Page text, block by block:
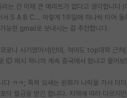
는 건 이제 큰 메리트가 없다고 생각합니
S A B C... 이렇게 1주일에 하나씩 티어
능한 gmail로 보내시는 걸 추천합니다.
로나 시기였어서)인데, 적어도 top대학 근
ID 제시 하니까 계속 중국에서 왔냐고 물어보
다 ㅋㅋ; 특히 요새는 원화가 나락을 가서 더
닥 월급을 받긴 합니다. 지역에 따라 다르